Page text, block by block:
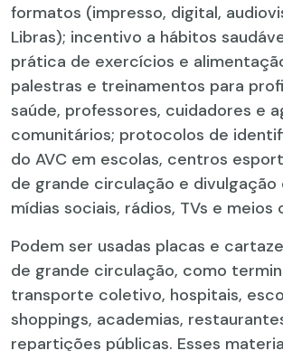
formatos (impresso, digital,
Libras); incentivo a hábitos
prática de exercícios e
palestras e treinamentos para
saúde, professores, cuidadores e
comunitários; protocolos de
do AVC em escolas, centros
de grande circulação e
mídias sociais, rádios, TVs e meios
Podem ser usadas placas e
de grande circulação, como
transporte coletivo, hospitais,
shoppings, academias,
repartições públicas. Esses